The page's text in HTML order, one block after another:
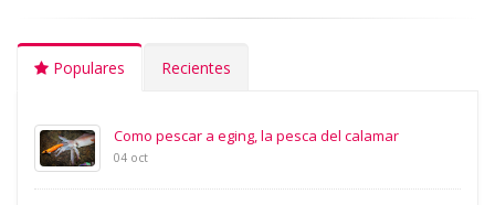
Populares Recientes
Como pescar a eging, la pesca del calamar
04 oct